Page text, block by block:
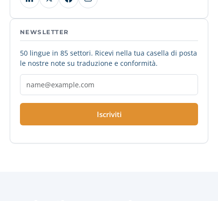
NEWSLETTER
50 lingue in 85 settori. Ricevi nella tua casella di posta
le nostre note su traduzione e conformità.
Iscriviti